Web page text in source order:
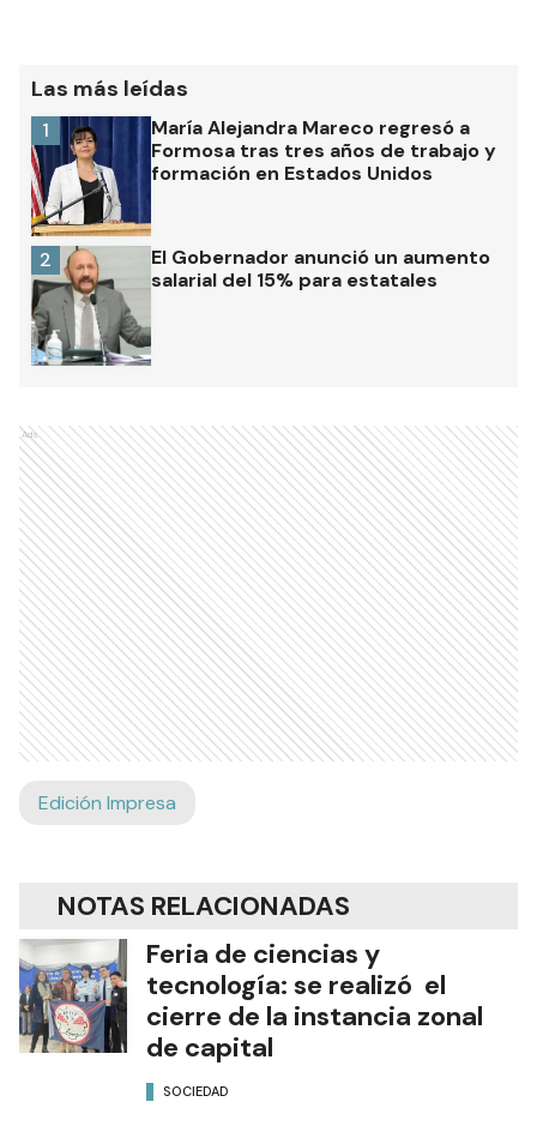
Las más leídas
María Alejandra Mareco regresó a
Formosa tras tres años de trabajo y
formación en Estados Unidos
1
El Gobernador anunció un aumento
salarial del 15% para estatales
2
Ads
Edición Impresa
NOTAS RELACIONADAS
Feria de ciencias y
tecnología: se realizó el
cierre de la instancia zonal
de capital
SOCIEDAD